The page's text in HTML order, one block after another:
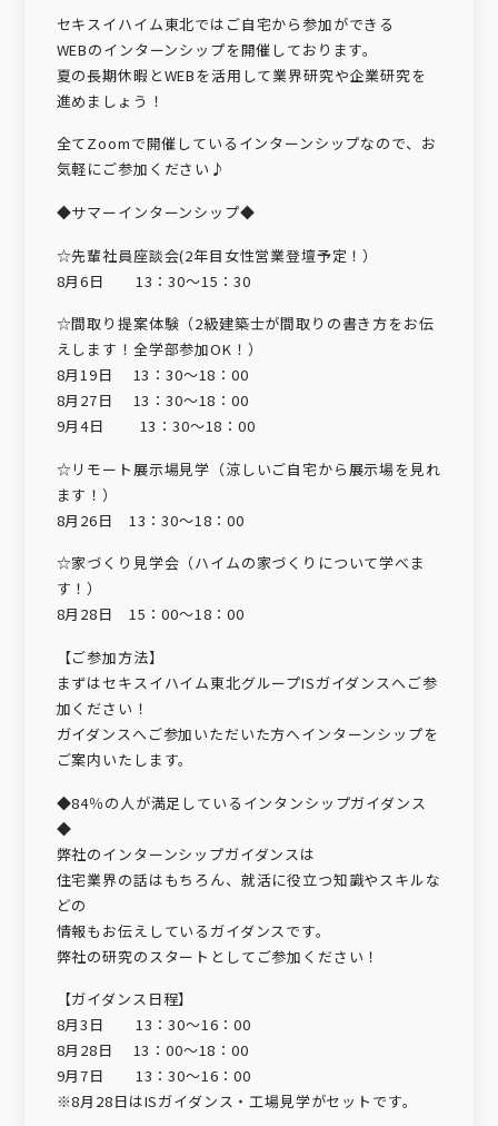
セキスイハイム東北ではご自宅から参加ができる
WEBのインターンシップを開催しております。
夏の長期休暇とWEBを活用して業界研究や企業研究を
進めましょう！
全てZoomで開催しているインターンシップなので、お
気軽にご参加ください♪
◆サマーインターンシップ◆
☆先輩社員座談会(2年目女性営業登壇予定！）
8月6日 13：30～15：30
☆間取り提案体験（2級建築士が間取りの書き方をお伝
えします！全学部参加OK！）
8月19日 13：30～18：00
8月27日 13：30～18：00
9月4日 13：30～18：00
☆リモート展示場見学（涼しいご自宅から展示場を見れ
ます！）
8月26日 13：30～18：00
☆家づくり見学会（ハイムの家づくりについて学べま
す！）
8月28日 15：00～18：00
【ご参加方法】
まずはセキスイハイム東北グループISガイダンスへご参
加ください！
ガイダンスへご参加いただいた方へインターンシップを
ご案内いたします。
◆84％の人が満足しているインタンシップガイダンス
◆
弊社のインターンシップガイダンスは
住宅業界の話はもちろん、就活に役立つ知識やスキルな
どの
情報もお伝えしているガイダンスです。
弊社の研究のスタートとしてご参加ください！
【ガイダンス日程】
8月3日 13：30～16：00
8月28日 13：00～18：00
9月7日 13：30～16：00
※8月28日はISガイダンス・工場見学がセットです。